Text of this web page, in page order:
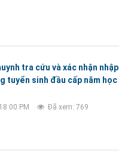
tra cứu và xác nhận nhập
tuyển sinh đầu cấp năm học
PM
Đã xem: 769